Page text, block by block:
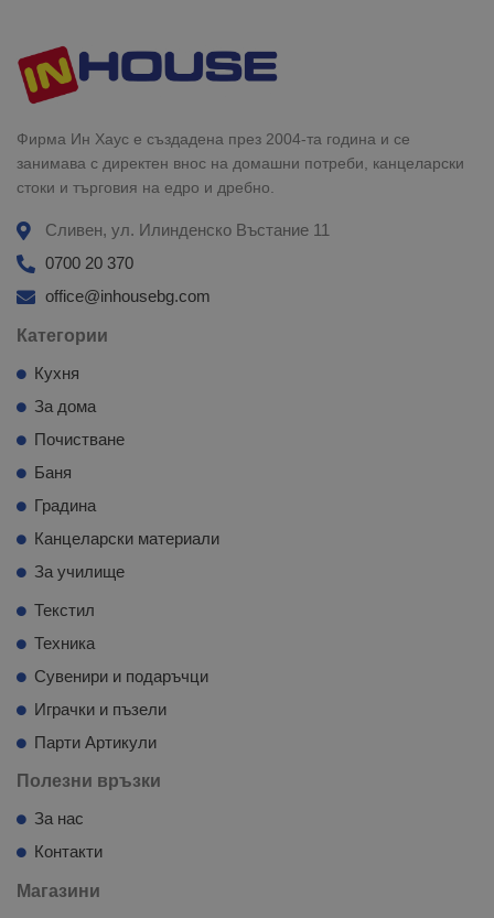
Фирма Ин Хаус е създадена през 2004-та година и се
занимава с директен внос на домашни потреби, канцеларски
стоки и търговия на едро и дребно.
Сливен, ул. Илинденско Въстание 11
0700 20 370
office@inhousebg.com
Категории
Кухня
За дома
Почистване
Баня
Градина
Канцеларски материали
За училище
Текстил
Техника
Сувенири и подаръчци
Играчки и пъзели
Парти Артикули
Полезни връзки
За нас
Контакти
Магазини